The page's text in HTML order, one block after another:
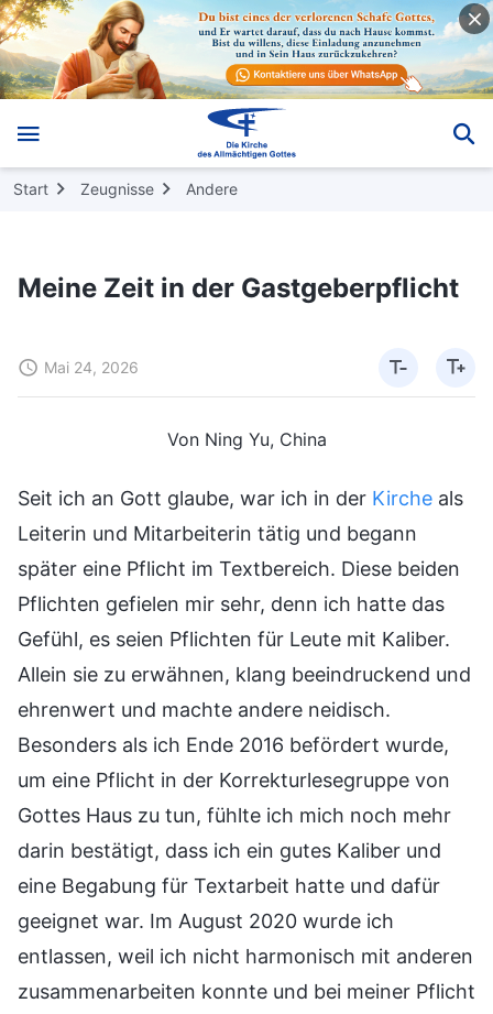
Start Zeugnisse Andere
Meine Zeit in der Gastgeberpflicht
Mai 24, 2026
Von Ning Yu, China
Seit ich an Gott glaube, war ich in der Kirche als
Leiterin und Mitarbeiterin tätig und begann
später eine Pflicht im Textbereich. Diese beiden
Pflichten gefielen mir sehr, denn ich hatte das
Gefühl, es seien Pflichten für Leute mit Kaliber.
Allein sie zu erwähnen, klang beeindruckend und
ehrenwert und machte andere neidisch.
Besonders als ich Ende 2016 befördert wurde,
um eine Pflicht in der Korrekturlesegruppe von
Gottes Haus zu tun, fühlte ich mich noch mehr
darin bestätigt, dass ich ein gutes Kaliber und
eine Begabung für Textarbeit hatte und dafür
geeignet war. Im August 2020 wurde ich
entlassen, weil ich nicht harmonisch mit anderen
zusammenarbeiten konnte und bei meiner Pflicht